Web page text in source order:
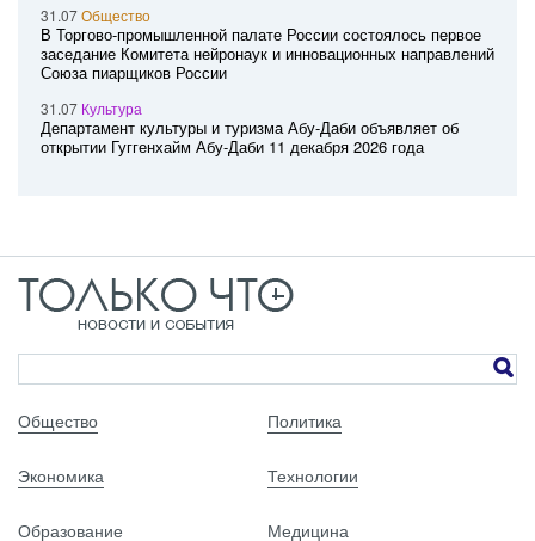
31.07Общество
В Торгово-промышленной палате России состоялось первое
заседание Комитета нейронаук и инновационных направлений
Союза пиарщиков России
31.07 Культура
Департамент культуры и туризма Абу-Даби объявляет об
открытии Гуггенхайм Абу-Даби 11 декабря 2026 года
Общество Политика
Экономика Технологии
Образование Медицина